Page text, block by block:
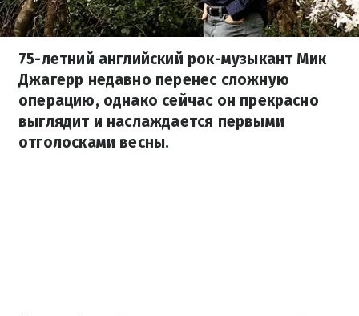
75-летний английский рок-музыкант Мик
Джагерр недавно перенес сложную
операцию, однако сейчас он прекрасно
выглядит и наслаждается первыми
отголосками весны.